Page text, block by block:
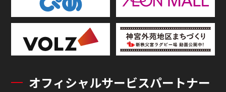
オフィシャルサービスパートナー